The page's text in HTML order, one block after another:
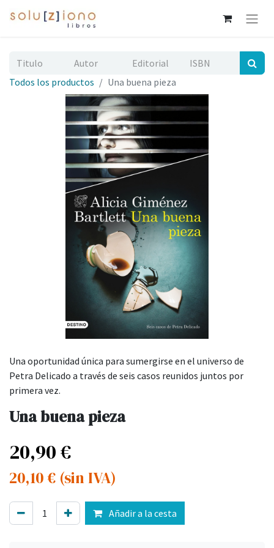
Todos los productos Una buena pieza
Una oportunidad única para sumergirse en el universo de
Petra Delicado a través de seis casos reunidos juntos por
primera vez.
Una buena pieza
20,90€
20,10€ (sin IVA)
Añadir a la cesta